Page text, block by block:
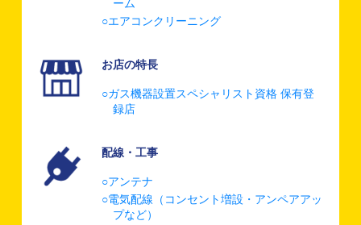
ーム
エアコンクリーニング
お店の特長
ガス機器設置スペシャリスト資格 保有登
録店
配線・工事
アンテナ
電気配線（コンセント増設・アンペアアッ
プなど）